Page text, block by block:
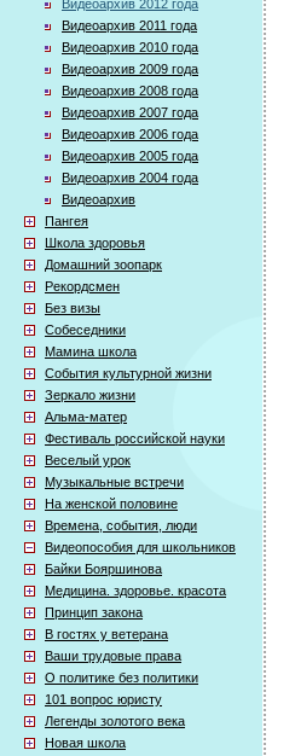
Видеоархив 2012 года
Видеоархив 2011 года
Видеоархив 2010 года
Видеоархив 2009 года
Видеоархив 2008 года
Видеоархив 2007 года
Видеоархив 2006 года
Видеоархив 2005 года
Видеоархив 2004 года
Видеоархив
Пангея
Школа здоровья
Домашний зоопарк
Рекордсмен
Без визы
Собеседники
Мамина школа
События культурной жизни
Зеркало жизни
Альма-матер
Фестиваль российской науки
Веселый урок
Музыкальные встречи
На женской половине
Времена, события, люди
Видеопособия для школьников
Байки Бояршинова
Медицина. здоровье. красота
Принцип закона
В гостях у ветерана
Ваши трудовые права
О политике без политики
101 вопрос юристу
Легенды золотого века
Новая школа